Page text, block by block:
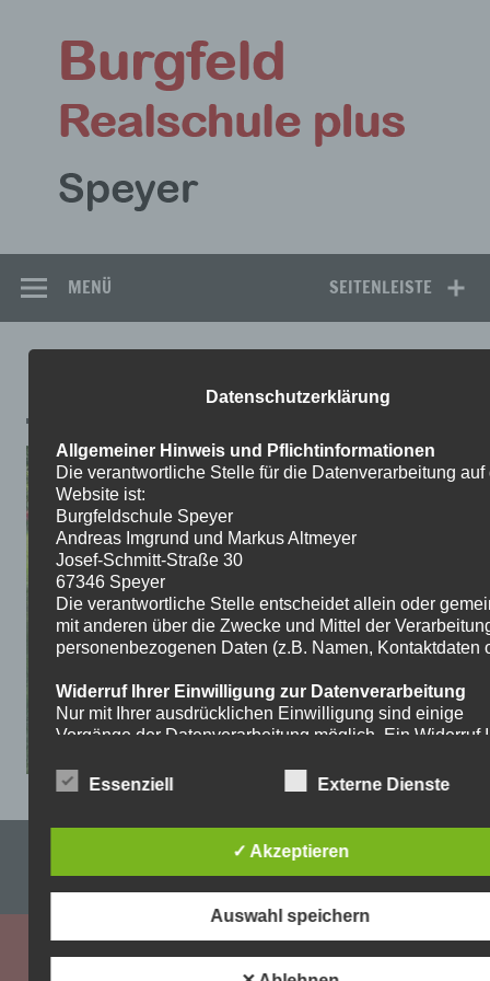
springen
SEITENLEISTE
MENÜ
Impressum & Datenschutzerklärung
WordPress-Theme: Dynamic News von ThemeZee.
Datenschutzerklärung
Allgemeiner Hinweis und Pflichtinformationen
Die verantwortliche Stelle für die Datenverarbeitung auf
Website ist:
Burgfeldschule Speyer
Andreas Imgrund und Markus Altmeyer
Josef-Schmitt-Straße 30
67346 Speyer
Die verantwortliche Stelle entscheidet allein oder
mit anderen über die Zwecke und Mittel der
personenbezogenen Daten (z.B. Namen, Kontaktdaten
Widerruf Ihrer Einwilligung zur Datenverarbeitung
Nur mit Ihrer ausdrücklichen Einwilligung sind einige
Vorgänge der Datenverarbeitung möglich. Ein Widerruf
Widerruf genügt eine formlose Mitteilung per E-Mail. Die
Recht auf Beschwerde bei der zuständigen
Aufsichtsbehörde
Als Betroffener steht Ihnen im Falle eines
der zuständigen Aufsichtsbehörde zu. Zuständige
Aufsichtsbehörde bezüglich datenschutzrechtlicher
Essenziell Externe Dienste
✓ Akzeptieren
Auswahl speichern